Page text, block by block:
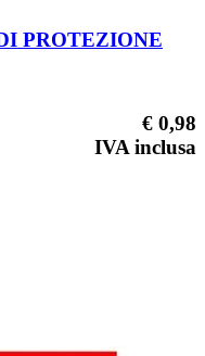
PROTEZIONE
€ 0,98
IVA inclusa